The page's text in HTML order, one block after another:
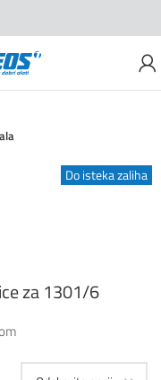
Do isteka zaliha
za 1301/6